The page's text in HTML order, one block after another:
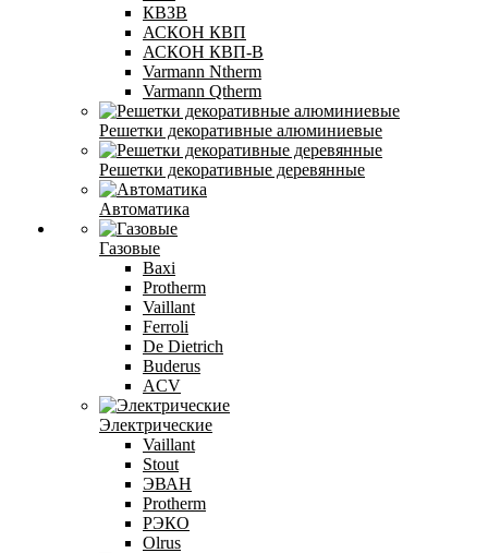
КВЗВ
АСКОН КВП
АСКОН КВП-В
Varmann Ntherm
Varmann Qtherm
Решетки декоративные алюминиевые
Решетки декоративные деревянные
Автоматика
Газовые
Baxi
Protherm
Vaillant
Ferroli
De Dietrich
Buderus
ACV
Электрические
Vaillant
Stout
ЭВАН
Protherm
РЭКО
Olrus